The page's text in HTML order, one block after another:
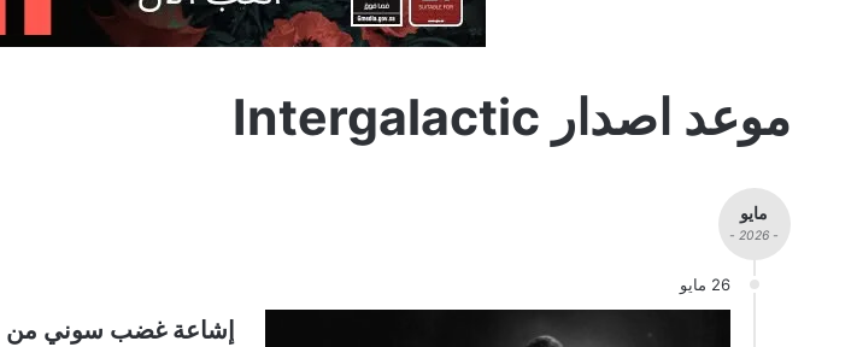
موعد اصدار Intergalactic
مايو
- 2026 -
26 مايو